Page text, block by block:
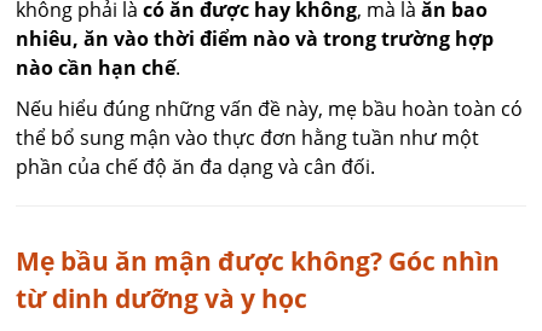
không phải làcó ăn được hay không, mà làăn bao
nhiêu, ăn vào thời điểm nào và trong trường hợp
nào cần hạn chế.
Nếu hiểu đúng những vấn đề này, mẹ bầu hoàn toàn có
thể bổ sung mận vào thực đơn hằng tuần như một
phần của chế độ ăn đa dạng và cân đối.
Mẹ bầu ăn mận được không? Góc nhìn
từ dinh dưỡng và y học